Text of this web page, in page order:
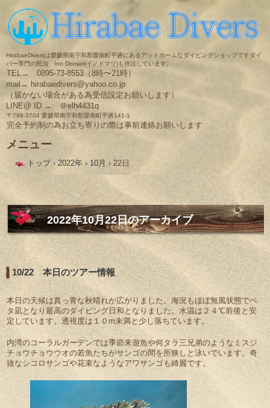
HirabaeDiversは愛媛県南宇和郡愛南町平碆にあるアットホームなダイビングショップですダイ
バー専門の民泊 Ino Domari(イノドマリ)も併設しています。
TEL→ 0895-73-8553（8時〜21時）
mail→ hirabaedivers@yahoo.co.jp
（届かない場合がある為受信設定お願いします）
LINE@ ID → ＠elh4431q
〒798-3704 愛媛県南宇和郡愛南町平碆141-1
完全予約制の為お立ち寄りの際は事前連絡お願いします
メニュー
へ
ス
キ
ッ
プ
トップ › 2022年 › 10月 › 22日
2022年10月22日のアーカイブ
10/22 本日のツアー情報
本日の天候は真っ青な秋晴れが広がりました。海況もほぼ無風状態でベ
タ凪となり最高のダイビング日和となりました。水温は２４℃前後と安
定しています。透視度は１０m未満と少し落ちています。
内湾のコーラルガーデンでは季節来遊魚や何タラ三兄弟のようなミスジ
チョウチョウウオの若魚たちがサンゴの間を所狭しと泳いでいます。奇
抜なシコロサンゴや花束なようなアワサンゴも綺麗です。